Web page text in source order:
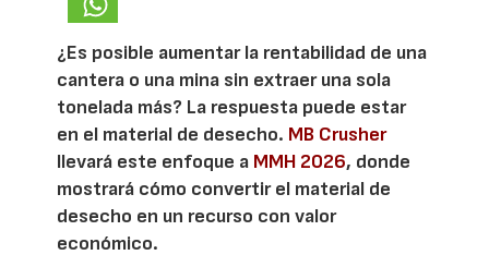
¿Es posible aumentar la rentabilidad de una
cantera o una mina sin extraer una sola
tonelada más? La respuesta puede estar
en el material de desecho. MB Crusher
llevará este enfoque a MMH 2026, donde
mostrará cómo convertir el material de
desecho en un recurso con valor
económico.